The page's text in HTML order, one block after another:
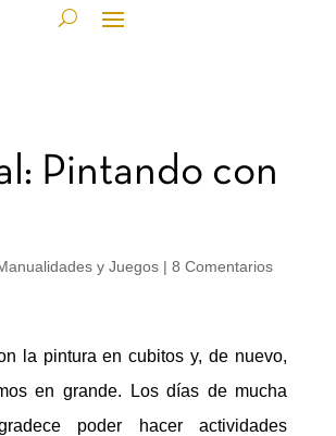
Pintando con
y Juegos| 8 Comentarios
la pintura en cubitos y, de nuevo,
en grande. Los días de mucha
poder hacer actividades